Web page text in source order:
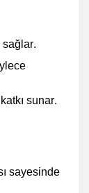
sağlar.
katkı sunar.
sayesinde